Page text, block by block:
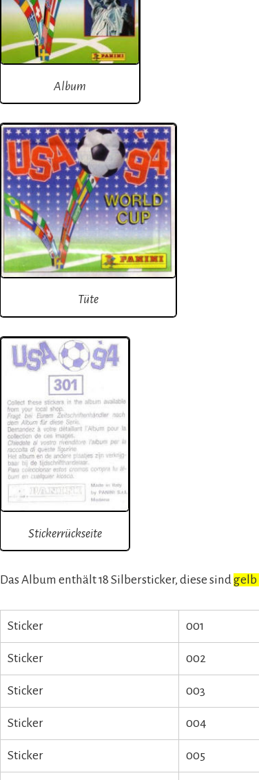
Album
Tüte
Stickerrückseite
Das Album enthält 18 Silbersticker, diese sindgelb
Sticker 001
Sticker 002
Sticker 003
Sticker 004
Sticker 005